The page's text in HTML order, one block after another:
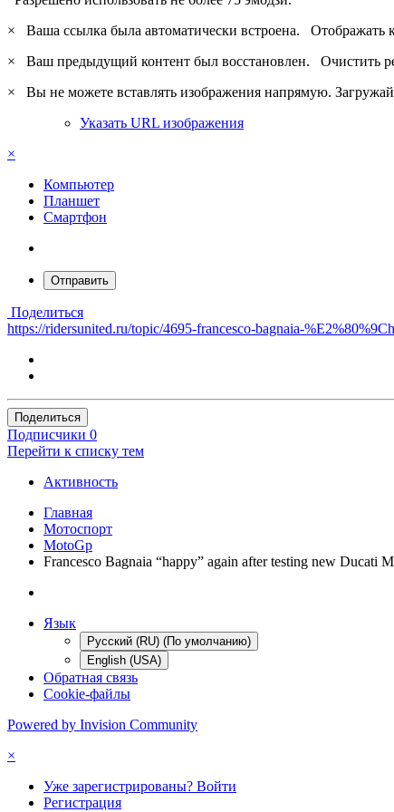
×
Ваша ссылка была автоматически встроена. Отображать
×
Ваш предыдущий контент был восстановлен. Очистить
×
Вы не можете вставлять изображения напрямую.
Указать URL изображения
×
Компьютер
Планшет
Смартфон
Отправить
Поделиться
https://ridersunited.ru/topic/4695-francesco-bagnaia-
Поделиться
Подписчики 0
Перейти к списку тем
Активность
Главная
Мотоспорт
MotoGp
Francesco Bagnaia “happy” again after testing new Ducati
Язык
Русский (RU) (По умолчанию)
English (USA)
Обратная связь
Cookie-файлы
Powered by Invision Community
×
Уже зарегистрированы? Войти
Регистрация